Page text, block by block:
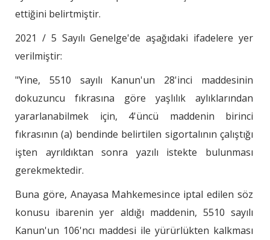
ettiğini belirtmiştir.
2021 / 5 Sayılı Genelge'de aşağıdaki ifadelere yer
verilmiştir:
"Yine, 5510 sayılı Kanun'un 28'inci maddesinin
dokuzuncu fıkrasına göre yaşlılık aylıklarından
yararlanabilmek için, 4'üncü maddenin birinci
fıkrasının (a) bendinde belirtilen sigortalının çalıştığı
işten ayrıldıktan sonra yazılı istekte bulunması
gerekmektedir.
Buna göre, Anayasa Mahkemesince iptal edilen söz
konusu ibarenin yer aldığı maddenin, 5510 sayılı
Kanun'un 106'ncı maddesi ile yürürlükten kalkması